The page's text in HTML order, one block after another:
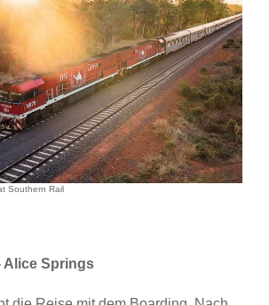
Southern Rail
Alice Springs